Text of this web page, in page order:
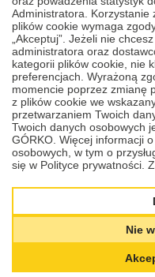
Pułaskiego 7 lokal 34a
Nasz serwis jest czynny od
10,00 do 18,00.
Czas dorobienia kopii
naszym serwisie
aut Kia Ceed, Pro Ceed,
Venga, Rio, Soul, Stonic,
serwisie udzielamy
Szukasz innej usługi?W
klucz, ale możesz
kluczalubwymiany
zniszczona. Takie oferty,
650,00 PLN
Administratora. Korzystanie
plików cookie wymaga
„Akceptuj”. Jeżeli nie
administratora oraz
kategorii plików cookie, nie
preferencjach. Wyrażoną
momencie poprzez zmianę
z plików cookie we
przetwarzaniem Twoich
Twoich danych osobowych
GÓRKO. Więcej informacji
osobowych, w tym o
się w Polityce prywatności.
Nie